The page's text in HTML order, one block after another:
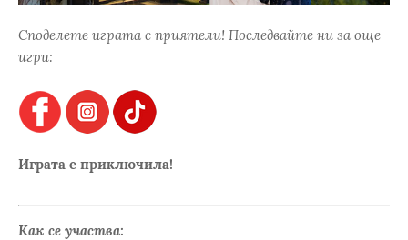
Споделете играта с приятели! Последвайте ни за още
игри:
Играта е приключила!
Как се участва: